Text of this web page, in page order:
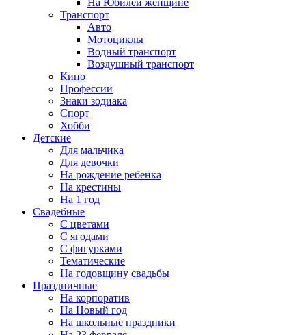
На Юбилей женщине
Транспорт
Авто
Мотоциклы
Водный транспорт
Воздушный транспорт
Кино
Профессии
Знаки зодиака
Спорт
Хобби
Детские
Для мальчика
Для девочки
На рождение ребенка
На крестины
На 1 год
Свадебные
С цветами
С ягодами
С фигурками
Тематические
На годовщину свадьбы
Праздничные
На корпоратив
На Новый год
На школьные праздники